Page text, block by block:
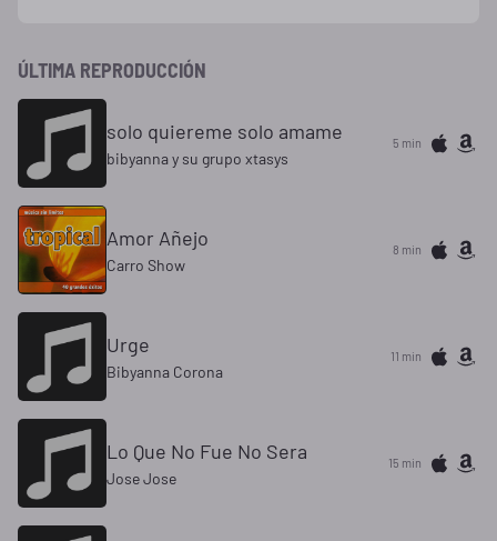
ÚLTIMA REPRODUCCIÓN
solo quiereme solo amame
bibyanna y su grupo xtasys
5 min
Amor Añejo
Carro Show
8 min
Urge
Bibyanna Corona
11 min
Lo Que No Fue No Sera
Jose Jose
15 min